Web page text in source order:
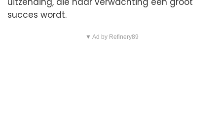
succes wordt.
▼ Ad by Refinery89